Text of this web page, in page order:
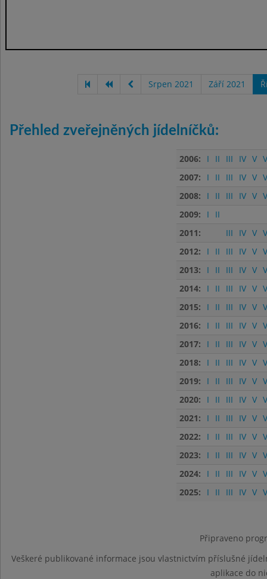
Srpen 2021 Září 2021
Přehled zveřejněných jídelníčků:
2006: I II III IV V
2007:
I II III IV V
2008:
I II III IV V
2009:
I
II
2011:
III IV V
2012:
I II III IV V
2013:
I II III IV V
2014:
I II III IV V
2015:
I II III IV V
2016:
I II III IV V
2017:
I II III IV V
2018:
I II III IV V
2019:
I II III IV V
2020:
I II III IV V
2021:
I II III IV V
2022:
I II III IV V
2023:
I II III IV V
2024:
I II III IV V
2025:
I II III IV V
Připraveno
Veškeré publikované informace jsou vlastnictvím příslušné
aplikace do